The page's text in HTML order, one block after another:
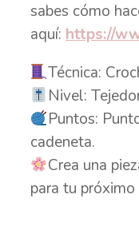
sabes cómo
aquí: https://
Técnica:
Nivel:
Puntos:
cadeneta.
Crea una
para tu